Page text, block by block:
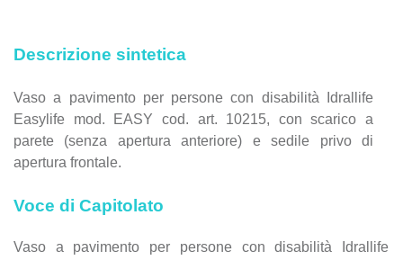
Descrizione sintetica
Vaso a pavimento per persone con disabilità Idrallife
Easylife mod. EASY cod. art. 10215, con scarico a
parete (senza apertura anteriore) e sedile privo di
apertura frontale.
Voce di Capitolato
Vaso a pavimento per persone con disabilità Idrallife